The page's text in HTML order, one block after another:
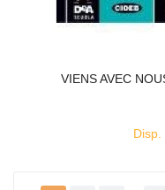
VIENS AVEC
Disp.